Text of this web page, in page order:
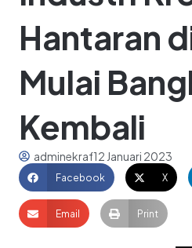
Hantaran
Mulai
Kembali
adminekraf12 Januari 2023
Facebook X
Email Print